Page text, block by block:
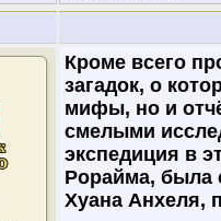
Кроме всего
загадок, о
мифы, но и
смелыми
экспедиция в
Рорайма, была
Хуана Анхеля,